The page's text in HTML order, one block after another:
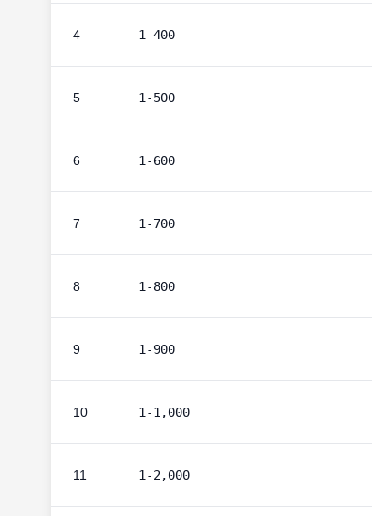
4 1-400
5 1-500
6 1-600
7 1-700
8 1-800
9 1-900
10 1-1,000
11 1-2,000